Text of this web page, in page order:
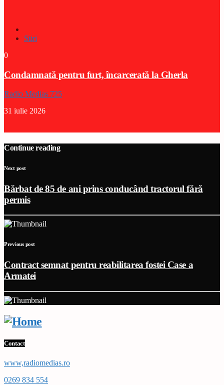
Stiri
0
Condamnată pentru furt, încarcerată la Gherla
Radio Medias 725
31 iulie 2026
Continue reading
Next post
Bărbat de 85 de ani prins conducând tractorul fără
permis
Previous post
Contract semnat pentru reabilitarea fostei Case a
Armatei
Contact
www,radiomedias.ro
0269 834 554